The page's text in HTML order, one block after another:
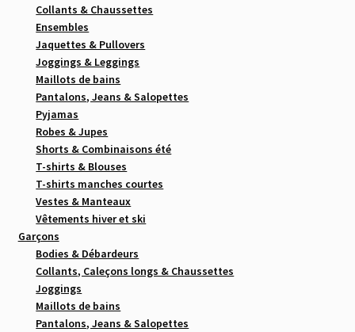
Collants & Chaussettes
Ensembles
Jaquettes & Pullovers
Joggings & Leggings
Maillots de bains
Pantalons, Jeans & Salopettes
Pyjamas
Robes & Jupes
Shorts & Combinaisons été
T-shirts & Blouses
T-shirts manches courtes
Vestes & Manteaux
Vêtements hiver et ski
Garçons
Bodies & Débardeurs
Collants, Caleçons longs & Chaussettes
Joggings
Maillots de bains
Pantalons, Jeans & Salopettes